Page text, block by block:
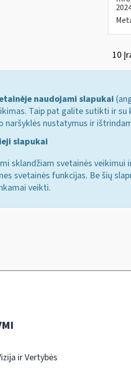
10
naudojami slapukai
Taip pat galite sutikti ir
naršyklės nustatymus ir
slapukai
sklandžiam svetainės veikimui
svetainės funkcijas. Be šių
veikti.
ir Vertybės